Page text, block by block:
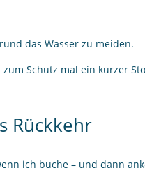
das Wasser zu meiden.
zum Schutz mal ein kurzer
Rückkehr
ich buche – und dann